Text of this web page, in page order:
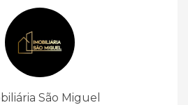
São Miguel